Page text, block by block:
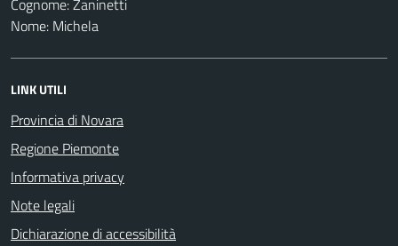
Nome: Michela
LINK UTILI
Provincia di Novara
Regione Piemonte
Informativa privacy
Note legali
Dichiarazione di accessibilità